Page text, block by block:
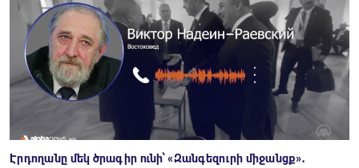
Էրդողանը մեկ ծրագիր ունի՝ «Զանգեզուրի միջանցք»․